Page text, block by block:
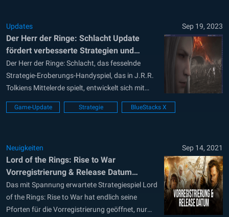
Updates Sep 19, 2023
Der Herr der Ringe: Schlacht Update
fördert verbesserte Strategien und
ausgewogene Kämpfe
Der Herr der Ringe: Schlacht, das fesselnde
Strategie-Eroberungs-Handyspiel, das in J.R.R.
Tolkiens Mittelerde spielt, entwickelt sich mit
seinem neuesten Update weiter. Dieses Update
bringt bedeutende Anpassungen bei den
und ein ausgewogenes Schlachtfeld für die
Spieler zu gewährleisten. Lasst uns in die...
Game-Update Strategie BlueStacks X
Neuigkeiten Sep 14, 2021
Lord of the Rings: Rise to War
Vorregistrierung & Release Datum
bekannt
Das mit Spannung erwartete Strategiespiel Lord
of the Rings: Rise to War hat endlich seine
Pforten für die Vorregistrierung geöffnet, nur